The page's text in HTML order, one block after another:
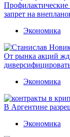
Профилактические
запрет на
Экономика
От рынка акций
Экономика
В Аргентине
Экономика